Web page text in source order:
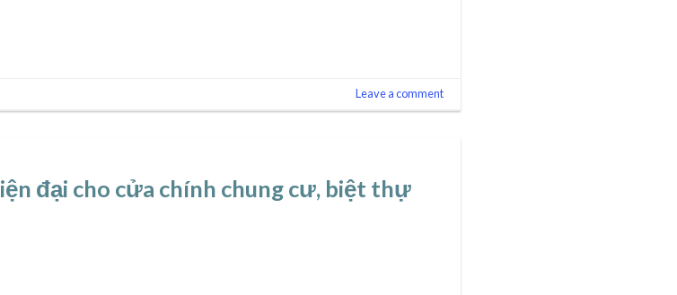
Leave a comment
đại cho cửa chính chung cư, biệt thự